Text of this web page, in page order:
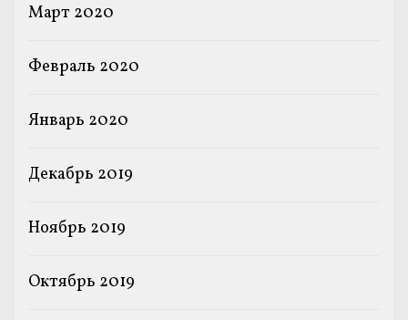
Март 2020
Февраль 2020
Январь 2020
Декабрь 2019
Ноябрь 2019
Октябрь 2019